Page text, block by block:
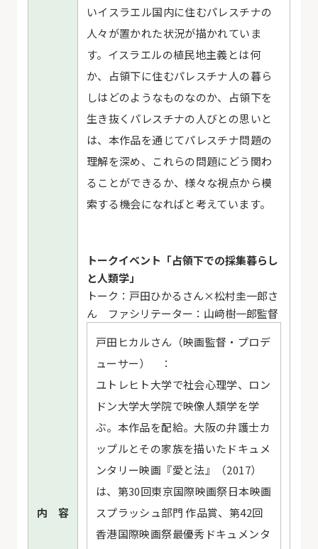
内 容
いイスラエル国内に住むパレスチナの
人々が置かれた状況が描かれていま
す。イスラエルの植民地主義とは何
か、占領下に住むパレスチナ人の暮ら
しはどのようなものなのか、占領下を
生き抜くパレスチナの人びとの思いと
は、本作品を通じてパレスチナ問題の
理解を深め、これらの問題にどう関わ
ることができるか、様々な視点から模
索する機会になればと考えています。
トークイベント「占領下での採集暮らし
と人類学」
トーク：戸田ひかるさん×松村圭一郎さ
ん ファシリテーター：山﨑樹一郎監督
戸田ヒカルさん（映画監督・プロデ
ューサー） ：
ユトレヒト大学で社会心理学、ロン
ドン大学大学院で映像人類学を学
ぶ。本作品を配給。大阪の弁護士カ
ップルとその家族を描いたドキュメ
ンタリー映画『愛と法』（2017）
は、第30回東京国際映画祭日本映画
スプラッシュ部門 作品賞、第42回
香港国際映画祭最優秀ドキュメンタ